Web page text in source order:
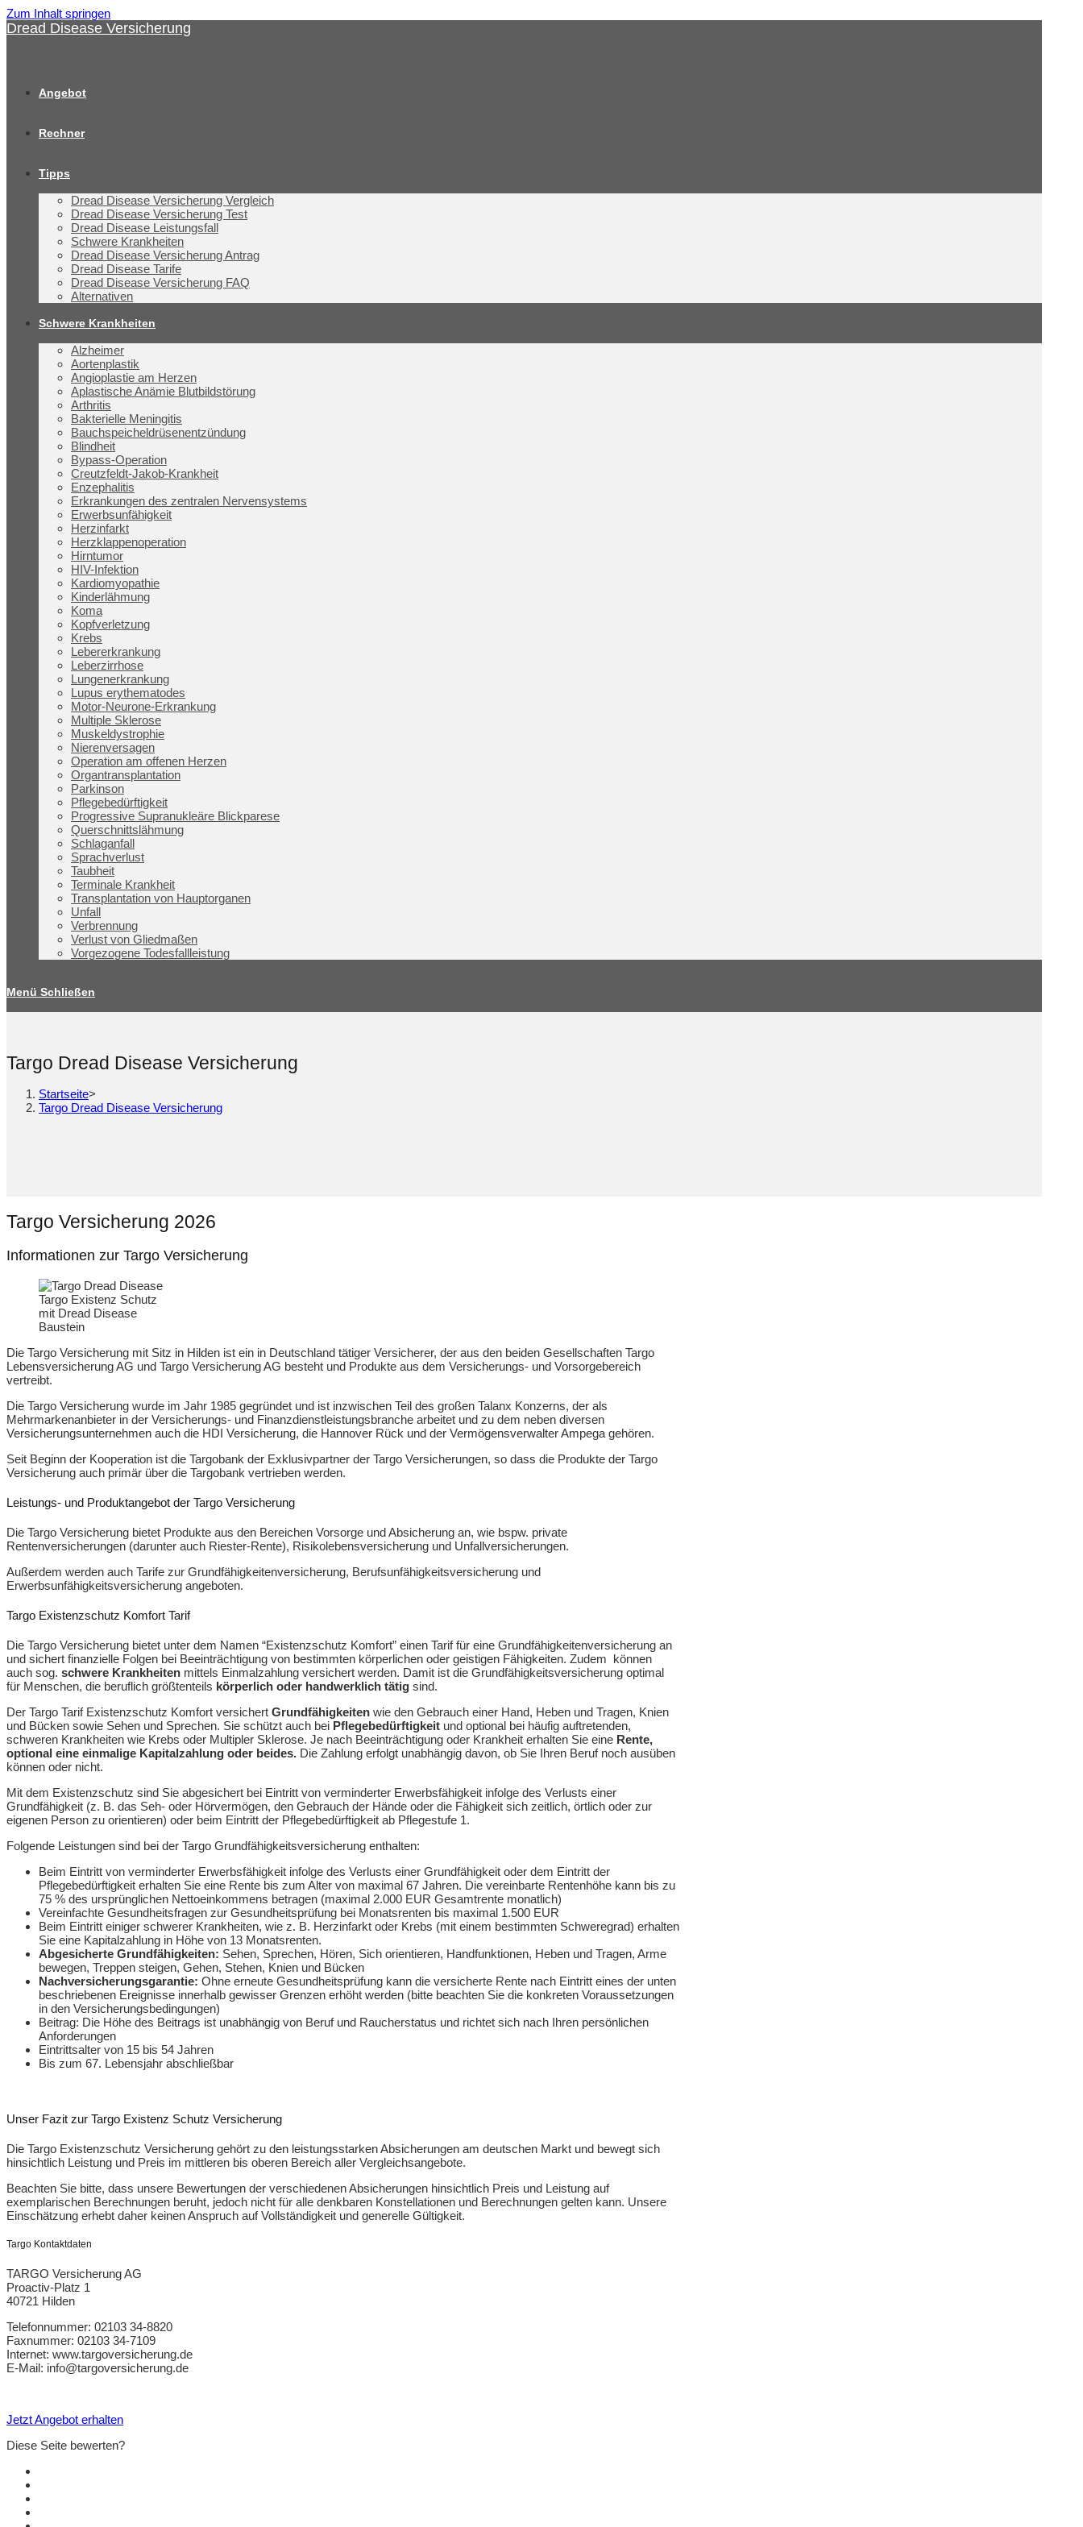
Zum Inhalt springen
Dread Disease Versicherung
Angebot
Rechner
Tipps
Dread Disease Versicherung Vergleich
Dread Disease Versicherung Test
Dread Disease Leistungsfall
Schwere Krankheiten
Dread Disease Versicherung Antrag
Dread Disease Tarife
Dread Disease Versicherung FAQ
Alternativen
Schwere Krankheiten
Alzheimer
Aortenplastik
Angioplastie am Herzen
Aplastische Anämie Blutbildstörung
Arthritis
Bakterielle Meningitis
Bauchspeicheldrüsenentzündung
Blindheit
Bypass-Operation
Creutzfeldt-Jakob-Krankheit
Enzephalitis
Erkrankungen des zentralen Nervensystems
Erwerbsunfähigkeit
Herzinfarkt
Herzklappenoperation
Hirntumor
HIV-Infektion
Kardiomyopathie
Kinderlähmung
Koma
Kopfverletzung
Krebs
Lebererkrankung
Leberzirrhose
Lungenerkrankung
Lupus erythematodes
Motor-Neurone-Erkrankung
Multiple Sklerose
Muskeldystrophie
Nierenversagen
Operation am offenen Herzen
Organtransplantation
Parkinson
Pflegebedürftigkeit
Progressive Supranukleäre Blickparese
Querschnittslähmung
Schlaganfall
Sprachverlust
Taubheit
Terminale Krankheit
Transplantation von Hauptorganen
Unfall
Verbrennung
Verlust von Gliedmaßen
Vorgezogene Todesfallleistung
Menü Schließen
Targo Dread Disease Versicherung
Startseite>
Targo Dread Disease Versicherung
Targo Versicherung 2026
Informationen zur Targo Versicherung
Targo Existenz Schutz
mit Dread Disease
Baustein
Die Targo Versicherung mit Sitz in Hilden ist ein in Deutschland tätiger Versicherer, der aus den beiden Gesellschaften Targo
Lebensversicherung AG und Targo Versicherung AG besteht und Produkte aus dem Versicherungs- und Vorsorgebereich
vertreibt.
Die Targo Versicherung wurde im Jahr 1985 gegründet und ist inzwischen Teil des großen Talanx Konzerns, der als
Mehrmarkenanbieter in der Versicherungs- und Finanzdienstleistungsbranche arbeitet und zu dem neben diversen
Versicherungsunternehmen auch die HDI Versicherung, die Hannover Rück und der Vermögensverwalter Ampega gehören.
Seit Beginn der Kooperation ist die Targobank der Exklusivpartner der Targo Versicherungen, so dass die Produkte der Targo
Versicherung auch primär über die Targobank vertrieben werden.
Leistungs- und Produktangebot der Targo Versicherung
Die Targo Versicherung bietet Produkte aus den Bereichen Vorsorge und Absicherung an, wie bspw. private
Rentenversicherungen (darunter auch Riester-Rente), Risikolebensversicherung und Unfallversicherungen.
Außerdem werden auch Tarife zur Grundfähigkeitenversicherung, Berufsunfähigkeitsversicherung und
Erwerbsunfähigkeitsversicherung angeboten.
Targo Existenzschutz Komfort Tarif
Die Targo Versicherung bietet unter dem Namen “Existenzschutz Komfort” einen Tarif für eine Grundfähigkeitenversicherung an
und sichert finanzielle Folgen bei Beeinträchtigung von bestimmten körperlichen oder geistigen Fähigkeiten. Zudem können
auch sog. schwere Krankheiten mittels Einmalzahlung versichert werden. Damit ist die Grundfähigkeitsversicherung optimal
für Menschen, die beruflich größtenteils körperlich oder handwerklich tätig sind.
Der Targo Tarif Existenzschutz Komfort versichert Grundfähigkeiten wie den Gebrauch einer Hand, Heben und Tragen, Knien
und Bücken sowie Sehen und Sprechen. Sie schützt auch bei Pflege­bedürftigkeit und optional bei häufig auftretenden,
schweren Krankheiten wie Krebs oder Multipler Sklerose. Je nach Beeinträchtigung oder Krankheit erhalten Sie eine Rente,
optional eine einmalige Kapitalzahlung oder beides. Die Zahlung erfolgt unabhängig davon, ob Sie Ihren Beruf noch ausüben
können oder nicht.
Mit dem Existenzschutz sind Sie abgesichert bei Eintritt von verminderter Erwerbsfähigkeit infolge des Verlusts einer
Grundfähigkeit (z. B. das Seh- oder Hörvermögen, den Gebrauch der Hände oder die Fähigkeit sich zeitlich, örtlich oder zur
eigenen Person zu orientieren) oder beim Eintritt der Pflegebedürftigkeit ab Pflegestufe 1.
Folgende Leistungen sind bei der Targo Grundfähigkeitsversicherung enthalten:
Beim Eintritt von verminderter Erwerbsfähigkeit infolge des Verlusts einer Grundfähigkeit oder dem Eintritt der
Pflegebedürftigkeit erhalten Sie eine Rente bis zum Alter von maximal 67 Jahren. Die vereinbarte Rentenhöhe kann bis zu
75 % des ursprünglichen Nettoeinkommens betragen (maximal 2.000 EUR Gesamtrente monatlich)
Vereinfachte Gesundheitsfragen zur Gesundheitsprüfung bei Monatsrenten bis maximal 1.500 EUR
Beim Eintritt einiger schwerer Krankheiten, wie z. B. Herzinfarkt oder Krebs (mit einem bestimmten Schweregrad) erhalten
Sie eine Kapitalzahlung in Höhe von 13 Monatsrenten.
Abgesicherte Grundfähigkeiten: Sehen, Sprechen, Hören, Sich orientieren, Handfunktionen, Heben und Tragen, Arme
bewegen, Treppen steigen, Gehen, Stehen, Knien und Bücken
Nachversicherungsgarantie: Ohne erneute Gesundheitsprüfung kann die versicherte Rente nach Eintritt eines der unten
beschriebenen Ereignisse innerhalb gewisser Grenzen erhöht werden (bitte beachten Sie die konkreten Voraussetzungen
in den Versicherungsbedingungen)
Beitrag: Die Höhe des Beitrags ist unabhängig von Beruf und Raucherstatus und richtet sich nach Ihren persönlichen
Anforderungen
Eintrittsalter von 15 bis 54 Jahren
Bis zum 67. Lebensjahr abschließbar
Unser Fazit zur Targo Existenz Schutz Versicherung
Die Targo Existenzschutz Versicherung gehört zu den leistungsstarken Absicherungen am deutschen Markt und bewegt sich
hinsichtlich Leistung und Preis im mittleren bis oberen Bereich aller Vergleichsangebote.
Beachten Sie bitte, dass unsere Bewertungen der verschiedenen Absicherungen hinsichtlich Preis und Leistung auf
exemplarischen Berechnungen beruht, jedoch nicht für alle denkbaren Konstellationen und Berechnungen gelten kann. Unsere
Einschätzung erhebt daher keinen Anspruch auf Vollständigkeit und generelle Gültigkeit.
Targo Kontaktdaten
TARGO Versicherung AG
Proactiv-Platz 1
40721 Hilden
Telefonnummer: 02103 34-8820
Faxnummer: 02103 34-7109
Internet: www.targoversicherung.de
E-Mail: info@targoversicherung.de
Jetzt Angebot erhalten
Diese Seite bewerten?